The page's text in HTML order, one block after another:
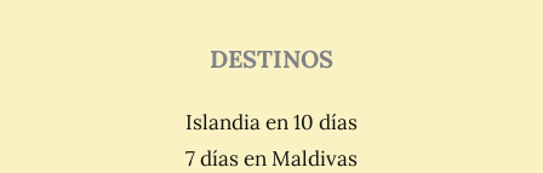
DESTINOS
Islandia en 10 días
7 días en Maldivas